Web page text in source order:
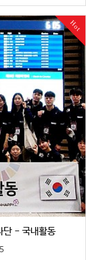
Hot
단 - 국내활동